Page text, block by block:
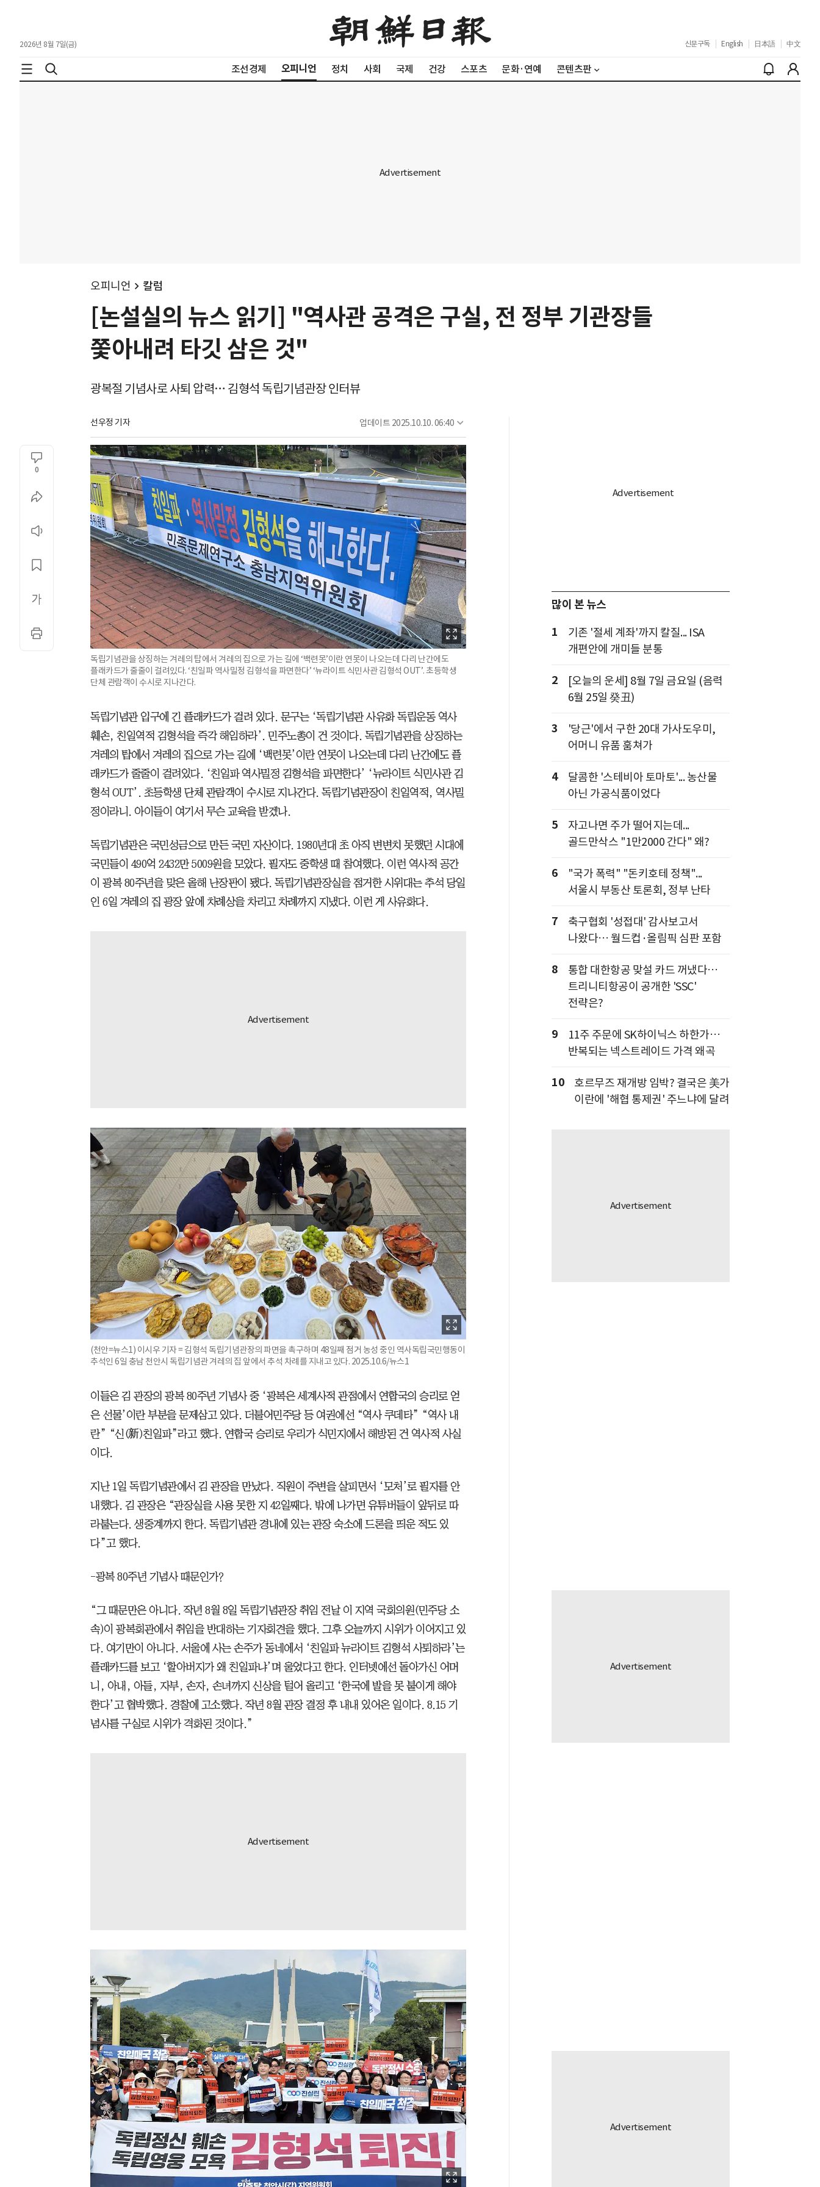
2026년 8월 7일(금) 신문구독 English 日本語 中文
조선경제 오피니언 정치 사회 국제 건강 스포츠 문화·연예 콘텐츠판
오피니언 칼럼
[논설실의 뉴스 읽기] "역사관 공격은 구실, 전 정부 기관장들
쫓아내려 타깃 삼은 것"
광복절 기념사로 사퇴 압력… 김형석 독립기념관장 인터뷰
선우정 기자 업데이트 2025.10.10. 06:40
0
독립기념관을 상징하는 겨레의 탑에서 겨레의 집으로 가는 길에 ‘백련못’이란 연못이 나오는데 다리 난간에도
플래카드가 줄줄이 걸려있다. ‘친일파 역사밀정 김형석을 파면한다’ ‘뉴라이트 식민사관 김형석 OUT’. 초등학생
단체 관람객이 수시로 지나간다.
독립기념관 입구에 긴 플래카드가 걸려 있다. 문구는 ‘독립기념관 사유화 독립운동 역사
훼손, 친일역적 김형석을 즉각 해임하라’. 민주노총이 건 것이다. 독립기념관을 상징하는
겨레의 탑에서 겨레의 집으로 가는 길에 ‘백련못’이란 연못이 나오는데 다리 난간에도 플
래카드가 줄줄이 걸려있다. ‘친일파 역사밀정 김형석을 파면한다’ ‘뉴라이트 식민사관 김
형석 OUT’. 초등학생 단체 관람객이 수시로 지나간다. 독립기념관장이 친일역적, 역사밀
정이라니. 아이들이 여기서 무슨 교육을 받겠나.
독립기념관은 국민성금으로 만든 국민 자산이다. 1980년대 초 아직 변변치 못했던 시대에
국민들이 490억 2432만 5009원을 모았다. 필자도 중학생 때 참여했다. 이런 역사적 공간
이 광복 80주년을 맞은 올해 난장판이 됐다. 독립기념관장실을 점거한 시위대는 추석 당일
인 6일 겨레의 집 광장 앞에 차례상을 차리고 차례까지 지냈다. 이런 게 사유화다.
(천안=뉴스1) 이시우 기자 = 김형석 독립기념관장의 파면을 촉구하며 48일째 점거 농성 중인 역사독립국민행동이
추석인 6일 충남 천안시 독립기념관 겨레의 집 앞에서 추석 차례를 지내고 있다. 2025.10.6/뉴스1
이들은 김 관장의 광복 80주년 기념사 중 ‘광복은 세계사적 관점에서 연합국의 승리로 얻
은 선물’이란 부분을 문제삼고 있다. 더불어민주당 등 여권에선 “역사 쿠데타” “역사 내
란” “신(新)친일파”라고 했다. 연합국 승리로 우리가 식민지에서 해방된 건 역사적 사실
이다.
지난 1일 독립기념관에서 김 관장을 만났다. 직원이 주변을 살피면서 ‘모처’로 필자를 안
내했다. 김 관장은 “관장실을 사용 못한 지 42일째다. 밖에 나가면 유튜버들이 앞뒤로 따
라붙는다. 생중계까지 한다. 독립기념관 경내에 있는 관장 숙소에 드론을 띄운 적도 있
다”고 했다.
-광복 80주년 기념사 때문인가?
“그 때문만은 아니다. 작년 8월 8일 독립기념관장 취임 전날 이 지역 국회의원(민주당 소
속)이 광복회관에서 취임을 반대하는 기자회견을 했다. 그후 오늘까지 시위가 이어지고 있
다. 여기만이 아니다. 서울에 사는 손주가 동네에서 ‘친일파 뉴라이트 김형석 사퇴하라’는
플래카드를 보고 ‘할아버지가 왜 친일파냐’며 울었다고 한다. 인터넷에선 돌아가신 어머
니, 아내, 아들, 자부, 손자, 손녀까지 신상을 털어 올리고 ‘한국에 발을 못 붙이게 해야
한다’고 협박했다. 경찰에 고소했다. 작년 8월 관장 결정 후 내내 있어온 일이다. 8.15 기
념사를 구실로 시위가 격화된 것이다.”
많이 본 뉴스
1
기존 '절세 계좌'까지 칼질... ISA
개편안에 개미들 분통
2
[오늘의 운세] 8월 7일 금요일 (음력
6월 25일 癸丑)
3
'당근'에서 구한 20대 가사도우미,
어머니 유품 훔쳐가
4
달콤한 '스테비아 토마토'... 농산물
아닌 가공식품이었다
5
자고나면 주가 떨어지는데...
골드만삭스 "1만2000 간다" 왜?
6
"국가 폭력" "돈키호테 정책"...
서울시 부동산 토론회, 정부 난타
7
축구협회 '성접대' 감사보고서
나왔다… 월드컵·올림픽 심판 포함
8
통합 대한항공 맞설 카드 꺼냈다…
트리니티항공이 공개한 'SSC'
전략은?
9
11주 주문에 SK하이닉스 하한가…
반복되는 넥스트레이드 가격 왜곡
10
호르무즈 재개방 임박? 결국은 美가
이란에 '해협 통제권' 주느냐에 달려